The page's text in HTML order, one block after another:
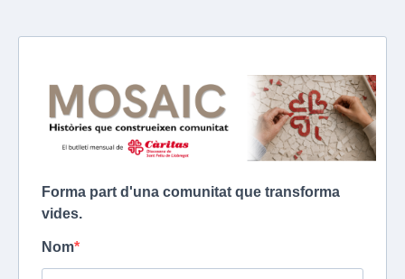
Forma part d'una comunitat que transforma
vides.
Nom